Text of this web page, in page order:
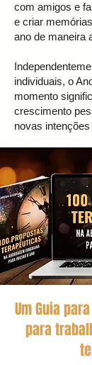
com amigos e
e criar
ano de maneira
individuais, o
momento
crescimento
novas
Um Guia
para